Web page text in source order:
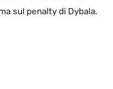
sul penalty di Dybala.